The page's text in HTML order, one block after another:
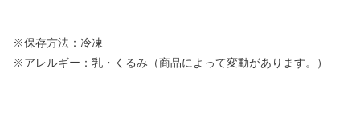
※保存方法：冷凍
※アレルギー：乳・くるみ（商品によって変動があります。）